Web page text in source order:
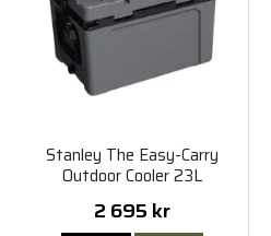
Stanley The Easy-Carry
Outdoor Cooler 23L
2 695 kr